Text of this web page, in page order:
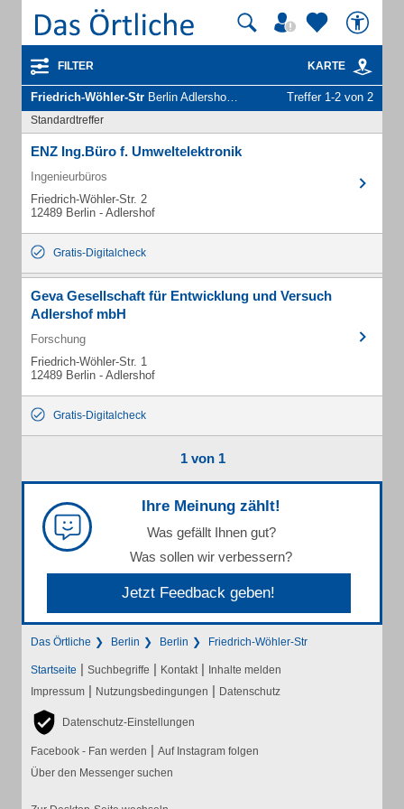
FILTER KARTE
Friedrich-Wöhler-Str Berlin Adlershof - Unternehmen und Personen Treffer 1-2 von 2
Standardtreffer
ENZ Ing.Büro f. Umweltelektronik
Ingenieurbüros
Friedrich-Wöhler-Str. 2
12489 Berlin - Adlershof
Gratis-Digitalcheck
Geva Gesellschaft für Entwicklung und Versuch
Adlershof mbH
Forschung
Friedrich-Wöhler-Str. 1
12489 Berlin - Adlershof
Gratis-Digitalcheck
1 von 1
Ihre Meinung zählt!
Was gefällt Ihnen gut?
Was sollen wir verbessern?
Jetzt Feedback geben!
Das Örtliche Berlin Berlin Friedrich-Wöhler-Str
Startseite | Suchbegriffe | Kontakt | Inhalte melden
Impressum | Nutzungsbedingungen | Datenschutz
Datenschutz-Einstellungen
Facebook - Fan werden | Auf Instagram folgen
Über den Messenger suchen